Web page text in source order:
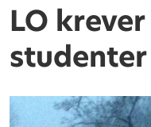
LO
studenter